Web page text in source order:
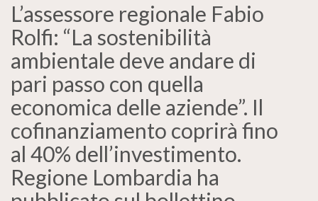
L’assessore regionale Fabio
Rolfi: “La sostenibilità
ambientale deve andare di
pari passo con quella
economica delle aziende”. Il
cofinanziamento coprirà fino
al 40% dell’investimento.
Regione Lombardia ha